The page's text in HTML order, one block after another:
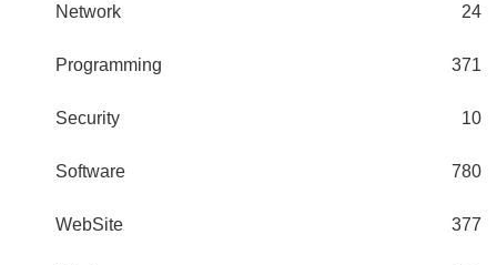
Network 24
Programming 371
Security 10
Software 780
WebSite 377